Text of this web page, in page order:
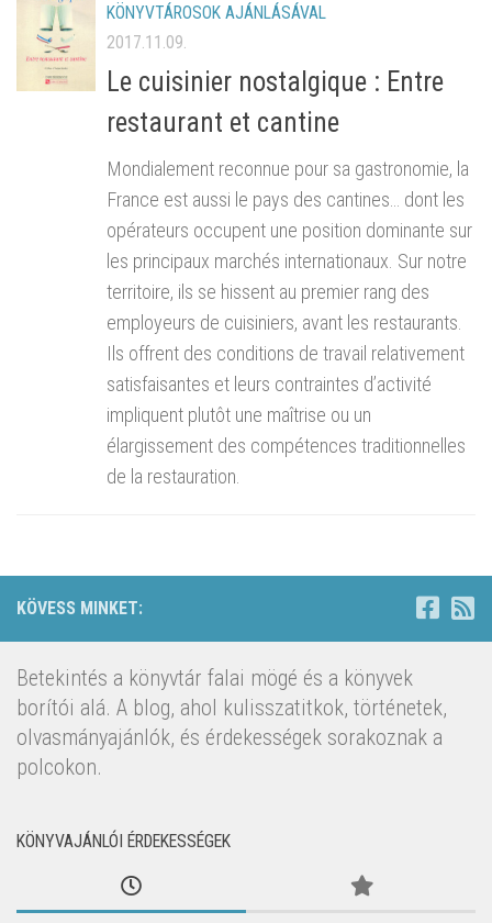
KÖNYVTÁROSOK AJÁNLÁSÁVAL
2017.11.09.
Le cuisinier nostalgique : Entre
restaurant et cantine
Mondialement reconnue pour sa gastronomie, la
France est aussi le pays des cantines… dont les
opérateurs occupent une position dominante sur
les principaux marchés internationaux. Sur notre
territoire, ils se hissent au premier rang des
employeurs de cuisiniers, avant les restaurants.
Ils offrent des conditions de travail relativement
satisfaisantes et leurs contraintes d’activité
impliquent plutôt une maîtrise ou un
élargissement des compétences traditionnelles
de la restauration.
KÖVESS MINKET:
Betekintés a könyvtár falai mögé és a könyvek
borítói alá. A blog, ahol kulisszatitkok, történetek,
olvasmányajánlók, és érdekességek sorakoznak a
polcokon.
KÖNYVAJÁNLÓI ÉRDEKESSÉGEK